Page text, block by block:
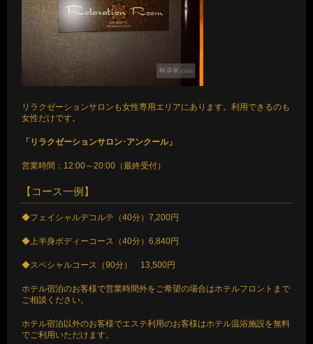
リラクゼーションサロンも女性専用エリアにあります。利用できるのも
女性だけです。
「リラクゼーションサロン･アンクール」
営業時間：12:00～20:00（最終受付）
【コース一例】
◆フェイシャルデコルテ（40分）7,200円
◆上半身ボディーコース（40分）6,840円
◆スペシャルコース（90分） 13,500円
ホテル宿泊のお客様で営業時間外をご希望の場合はホテルフロントまで
ご相談ください。
ホテル宿泊以外のお客様でエステ利用のお客様はホテル温浴施設を無料
でご利用いただけます。